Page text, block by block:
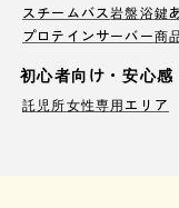
スチームバス岩盤浴鍵
プロテインサーバー商
初心者向け・安心感
託児所女性専用エリア